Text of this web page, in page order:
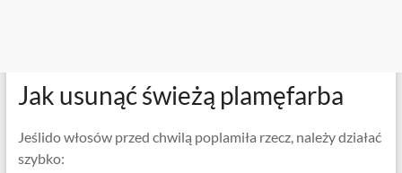
Jak usunąć świeżą plamęfarba
Jeślido włosów przed chwilą poplamiła rzecz, należy działać
szybko: